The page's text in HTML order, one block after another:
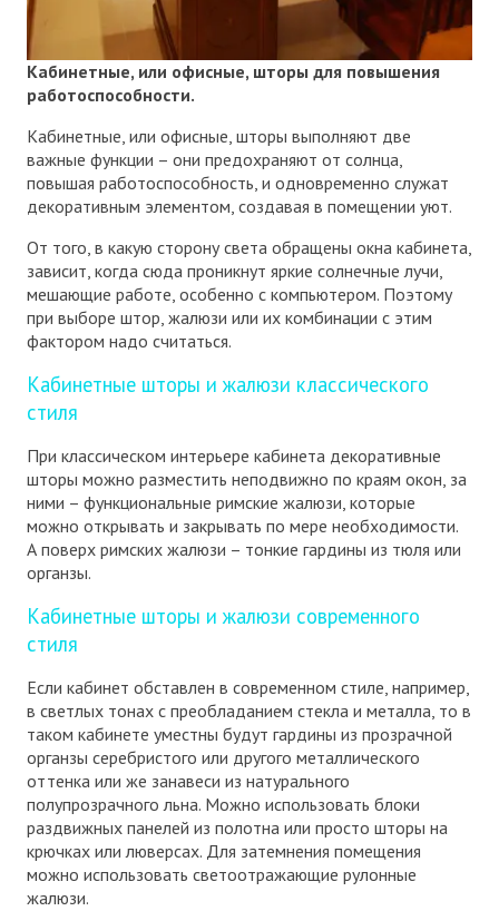
Кабинетные, или офисные, шторы для повышения
работоспособности.
Кабинетные, или офисные, шторы выполняют две
важные функции – они предохраняют от солнца,
повышая работоспособность, и одновременно служат
декоративным элементом, создавая в помещении уют.
От того, в какую сторону света обращены окна кабинета,
зависит, когда сюда проникнут яркие солнечные лучи,
мешающие работе, особенно с компьютером. Поэтому
при выборе штор, жалюзи или их комбинации с этим
фактором надо считаться.
Кабинетные шторы и жалюзи классического
стиля
При классическом интерьере кабинета декоративные
шторы можно разместить неподвижно по краям окон, за
ними – функциональные римские жалюзи, которые
можно открывать и закрывать по мере необходимости.
А поверх римских жалюзи – тонкие гардины из тюля или
органзы.
Кабинетные шторы и жалюзи современного
стиля
Если кабинет обставлен в современном стиле, например,
в светлых тонах с преобладанием стекла и металла, то в
таком кабинете уместны будут гардины из прозрачной
органзы серебристого или другого металлического
оттенка или же занавеси из натурального
полупрозрачного льна. Можно использовать блоки
раздвижных панелей из полотна или просто шторы на
крючках или люверсах. Для затемнения помещения
можно использовать светоотражающие рулонные
жалюзи.